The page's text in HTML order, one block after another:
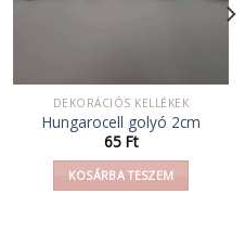
DEKORÁCIÓS KELLÉKEK
Hungarocell golyó 2cm
65 Ft
KOSÁRBA TESZEM